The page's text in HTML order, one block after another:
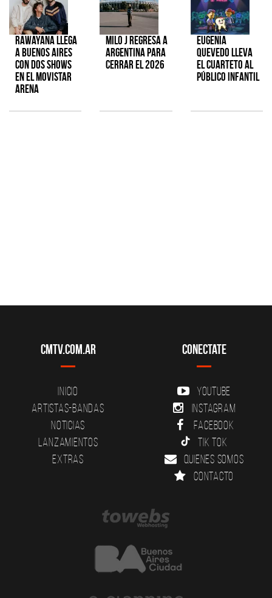
Rawayana llega
a Buenos Aires
con dos shows
en el Movistar
Arena
Milo J regresa a
Argentina para
cerrar el 2026
Eugenia
Quevedo lleva
el cuarteto al
público infantil
CMTV.com.ar
Inicio
Artistas-Bandas
Noticias
Lanzamientos
Extras
Conectate
YouTube
Instagram
Facebook
Tik Tok
Quienes somos
Contacto